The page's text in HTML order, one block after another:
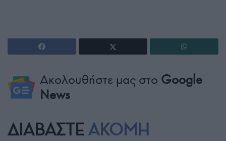
Ακολουθήστε μας στο Google
News
ΔΙΑΒΑΣΤΕ ΑΚΟΜΗ